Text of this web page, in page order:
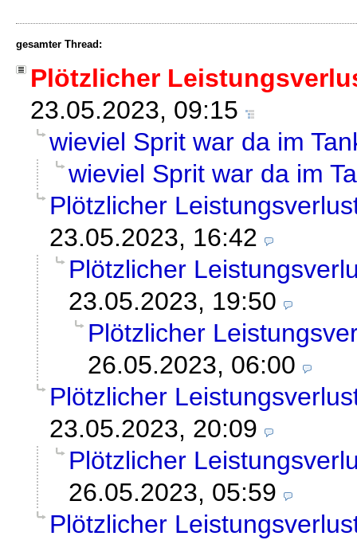
gesamter Thread:
Plötzlicher
23.05.2023, 09:15
wieviel Sprit war da im
wieviel Sprit war da im
Plötzlicher
23.05.2023, 16:42
Plötzlicher
23.05.2023, 19:50
Plötzlicher
26.05.2023, 06:00
Plötzlicher
23.05.2023, 20:09
Plötzlicher
26.05.2023, 05:59
Plötzlicher